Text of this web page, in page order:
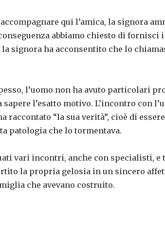
qui l’amica, la signora
abbiamo chiesto di fornisci
signora ha acconsentito che lo
l’uomo non ha avuto particolari
l’esatto motivo. L’incontro con
raccontato “la sua verità”, cioè di
patologia che lo tormentava.
vari incontri, anche con specialisti,
la propria gelosia in un sincero
che avevano costruito.